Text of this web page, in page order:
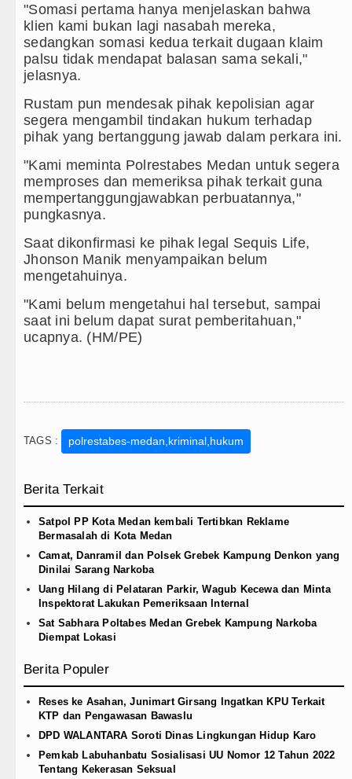
"Somasi pertama hanya menjelaskan bahwa
klien kami bukan lagi nasabah mereka,
sedangkan somasi kedua terkait dugaan klaim
palsu tidak mendapat balasan sama sekali,"
jelasnya.
Rustam pun mendesak pihak kepolisian agar
segera mengambil tindakan hukum terhadap
pihak yang bertanggung jawab dalam perkara ini.
"Kami meminta Polrestabes Medan untuk segera
memproses dan memeriksa pihak terkait guna
mempertanggungjawabkan perbuatannya,"
pungkasnya.
Saat dikonfirmasi ke pihak legal Sequis Life,
Jhonson Manik menyampaikan belum
mengetahuinya.
"Kami belum mengetahui hal tersebut, sampai
saat ini belum dapat surat pemberitahuan,"
ucapnya. (HM/PE)
TAGS : polrestabes-medan,kriminal,hukum
Berita Terkait
Satpol PP Kota Medan kembali Tertibkan Reklame
Bermasalah di Kota Medan
Camat, Danramil dan Polsek Grebek Kampung Denkon yang
Dinilai Sarang Narkoba
Uang Hilang di Pelataran Parkir, Wagub Kecewa dan Minta
Inspektorat Lakukan Pemeriksaan Internal
Sat Sabhara Poltabes Medan Grebek Kampung Narkoba
Diempat Lokasi
Berita Populer
Reses ke Asahan, Junimart Girsang Ingatkan KPU Terkait
KTP dan Pengawasan Bawaslu
DPD WALANTARA Soroti Dinas Lingkungan Hidup Karo
Pemkab Labuhanbatu Sosialisasi UU Nomor 12 Tahun 2022
Tentang Kekerasan Seksual